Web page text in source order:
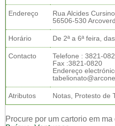
Endereço
Rua Alcides
56506-530
Horário De 2ª a 6ª feira,
Contacto
Telefone : 3821-
Fax :3821-0820
Endereço
Atributos Notas, Protesto de
Procure por um cartorio em